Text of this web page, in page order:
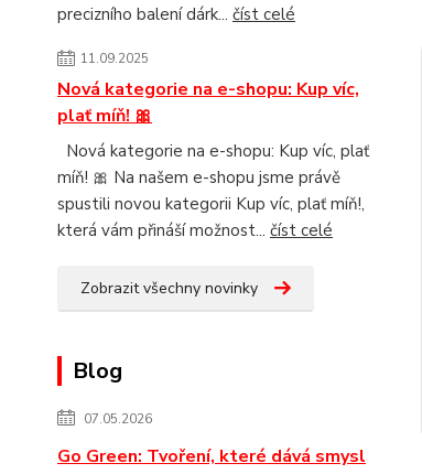
precizního balení dárk... číst celé
11.09.2025
Nová kategorie na e-shopu: Kup víc,
plať míň! 🎀
Nová kategorie na e-shopu: Kup víc, plať
míň! 🎀 Na našem e-shopu jsme právě
spustili novou kategorii Kup víc, plať míň!,
která vám přináší možnost... číst celé
Zobrazit všechny novinky
Blog
07.05.2026
Go Green: Tvoření, které dává smysl